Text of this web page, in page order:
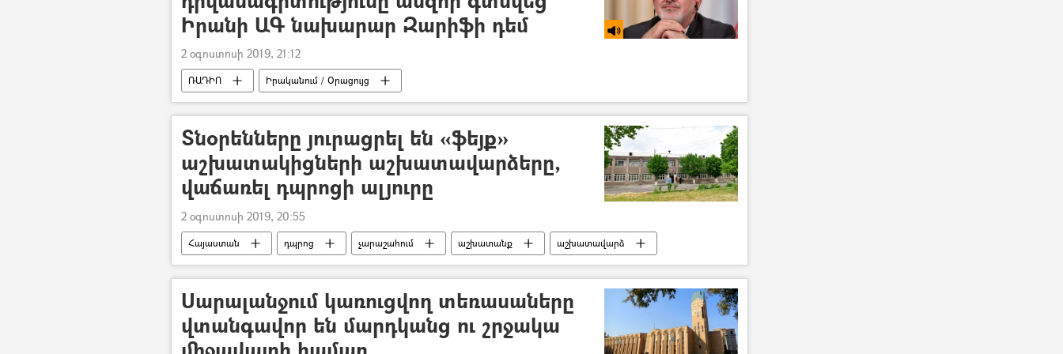
Իրանի ԱԳ նախարար Զարիֆի դեմ
2 օգոստոսի 2019, 21:12
ՌԱԴԻՈ Իրականում / Օրացույց
Տնօրենները յուրացրել են «ֆեյք»
աշխատակիցների աշխատավարձերը,
վաճառել դպրոցի ալյուրը
2 օգոստոսի 2019, 20:55
Հայաստան դպրոց չարաշահում աշխատանք
աշխատավարձ
Տնօրեն
ՀՀ Ոստիկանություն
ՀՀ ազգային անվտանգության ծառայություն. ԱԱԾ
Գյուղ
Սարալանջում կառուցվող տեռասաները
վտանգավոր են մարդկանց ու շրջակա